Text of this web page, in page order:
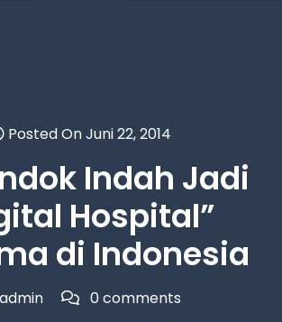
Posted On Juni 22, 2014
Indah Jadi
Hospital”
di Indonesia
admin
0 comments